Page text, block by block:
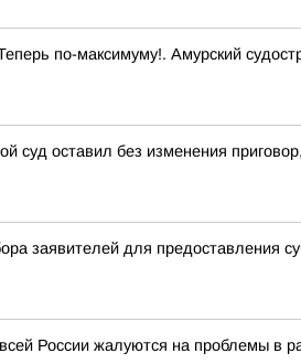
по-максимуму!. Амурский
суд оставил без изменения
заявителей для предоставления
России жалуются на проблемы в